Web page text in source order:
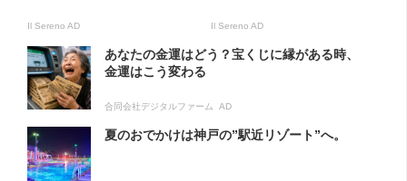
Il Sereno AD Il Sereno AD
あなたの金運はどう？宝くじに縁がある時、
金運はこう変わる
合同会社デジタルファーム AD
夏のおでかけは神戸の”駅近リゾート”へ。